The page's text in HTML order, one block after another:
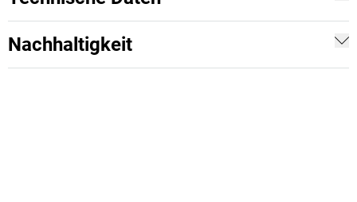
Nachhaltigkeit